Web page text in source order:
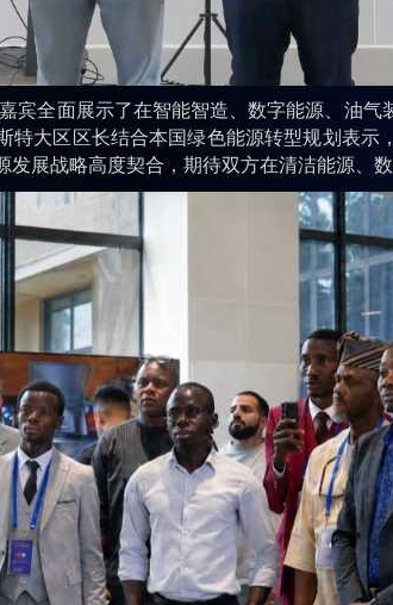
全面展示了在智能智造、数字能源、油气
特大区区长结合本国绿色能源转型规划表示
发展战略高度契合，期待双方在清洁能源、